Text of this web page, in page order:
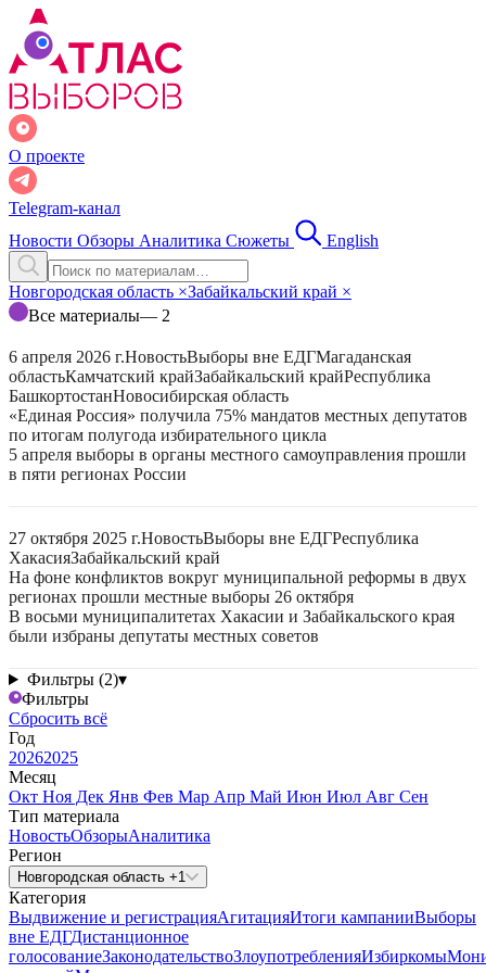
О проекте
Telegram-канал
Новости Обзоры Аналитика Сюжеты English
Новгородская область ×Забайкальский край ×
Все материалы— 2
6 апреля 2026 г.НовостьВыборы вне ЕДГМагаданская
областьКамчатский крайЗабайкальский крайРеспублика
БашкортостанНовосибирская область
«Единая Россия» получила 75% мандатов местных депутатов
по итогам полугода избирательного цикла
5 апреля выборы в органы местного самоуправления прошли
в пяти регионах России
27 октября 2025 г.НовостьВыборы вне ЕДГРеспублика
ХакасияЗабайкальский край
На фоне конфликтов вокруг муниципальной реформы в двух
регионах прошли местные выборы 26 октября
В восьми муниципалитетах Хакасии и Забайкальского края
были избраны депутаты местных советов
Фильтры (2)▾
Фильтры
Сбросить всё
Год
20262025
Месяц
Окт Ноя Дек Янв Фев Мар Апр Май Июн Июл Авг Сен
Тип материала
НовостьОбзорыАналитика
Регион
Новгородская область +1
Категория
Выдвижение и регистрацияАгитацияИтоги кампанииВыборы
вне ЕДГДистанционное
голосованиеЗаконодательствоЗлоупотребленияИзбиркомы